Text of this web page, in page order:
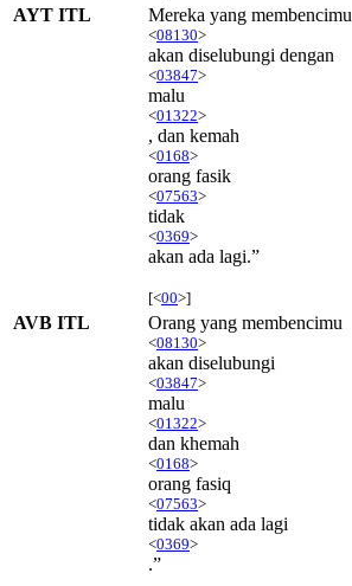
AYT ITL
Mereka yang membencimu
<08130>
akan diselubungi dengan
<03847>
malu
<01322>
, dan kemah
<0168>
orang fasik
<07563>
tidak
<0369>
akan ada lagi.”
[<00>]
AVB ITL Orang yang membencimu
<08130>
akan diselubungi
<03847>
malu
<01322>
dan khemah
<0168>
orang fasiq
<07563>
tidak akan ada lagi
<0369>
.”